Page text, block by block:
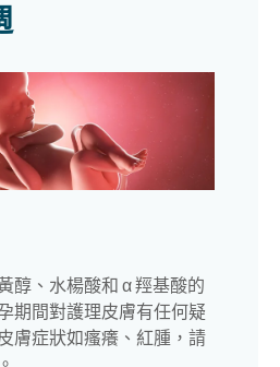
醇、水楊酸和 α 羥基酸的
期間對護理皮膚有任何疑
膚症狀如瘙癢、紅腫，請